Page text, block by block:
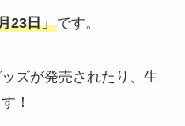
23日」です。
ズが発売されたり、生
！